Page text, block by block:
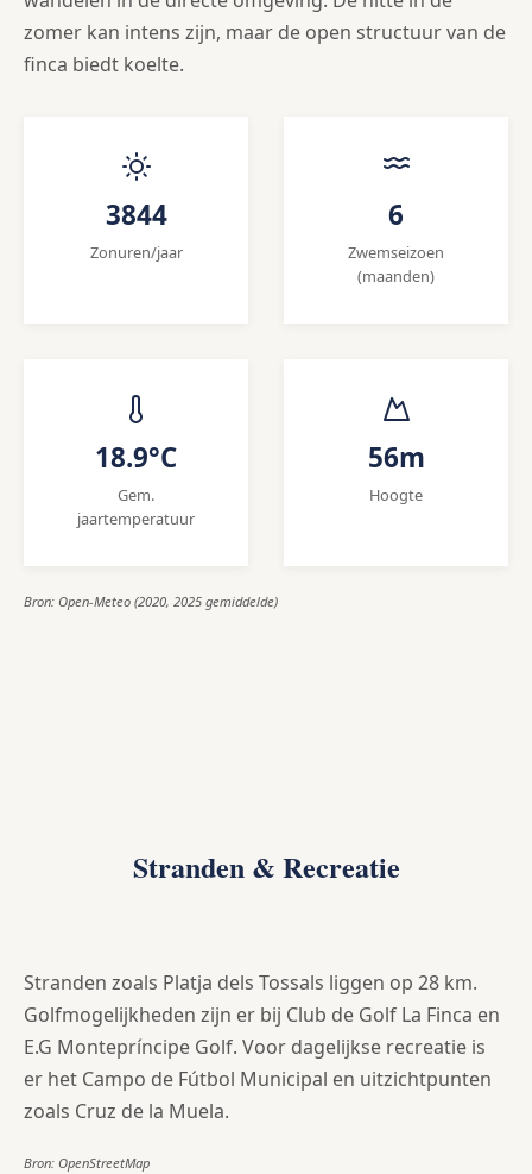
zomer kan intens zijn, maar de open structuur van de
finca biedt koelte.
3844
Zonuren/jaar
6
Zwemseizoen
(maanden)
18.9°C
Gem.
jaartemperatuur
56m
Hoogte
Bron: Open-Meteo (2020, 2025 gemiddelde)
Stranden & Recreatie
Stranden zoals Platja dels Tossals liggen op 28 km.
Golfmogelijkheden zijn er bij Club de Golf La Finca en
E.G Montepríncipe Golf. Voor dagelijkse recreatie is
er het Campo de Fútbol Municipal en uitzichtpunten
zoals Cruz de la Muela.
Bron: OpenStreetMap